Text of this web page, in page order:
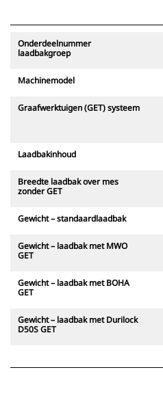
Onderdeelnummer
laadbakgroep
Machinemodel
Graafwerktuigen (GET) systeem
Laadbakinhoud
Breedte laadbak over mes
zonder GET
Gewicht – standaardlaadbak
Gewicht – laadbak met MWO
GET
Gewicht – laadbak met BOHA
GET
Gewicht – laadbak met Durilock
D50S GET